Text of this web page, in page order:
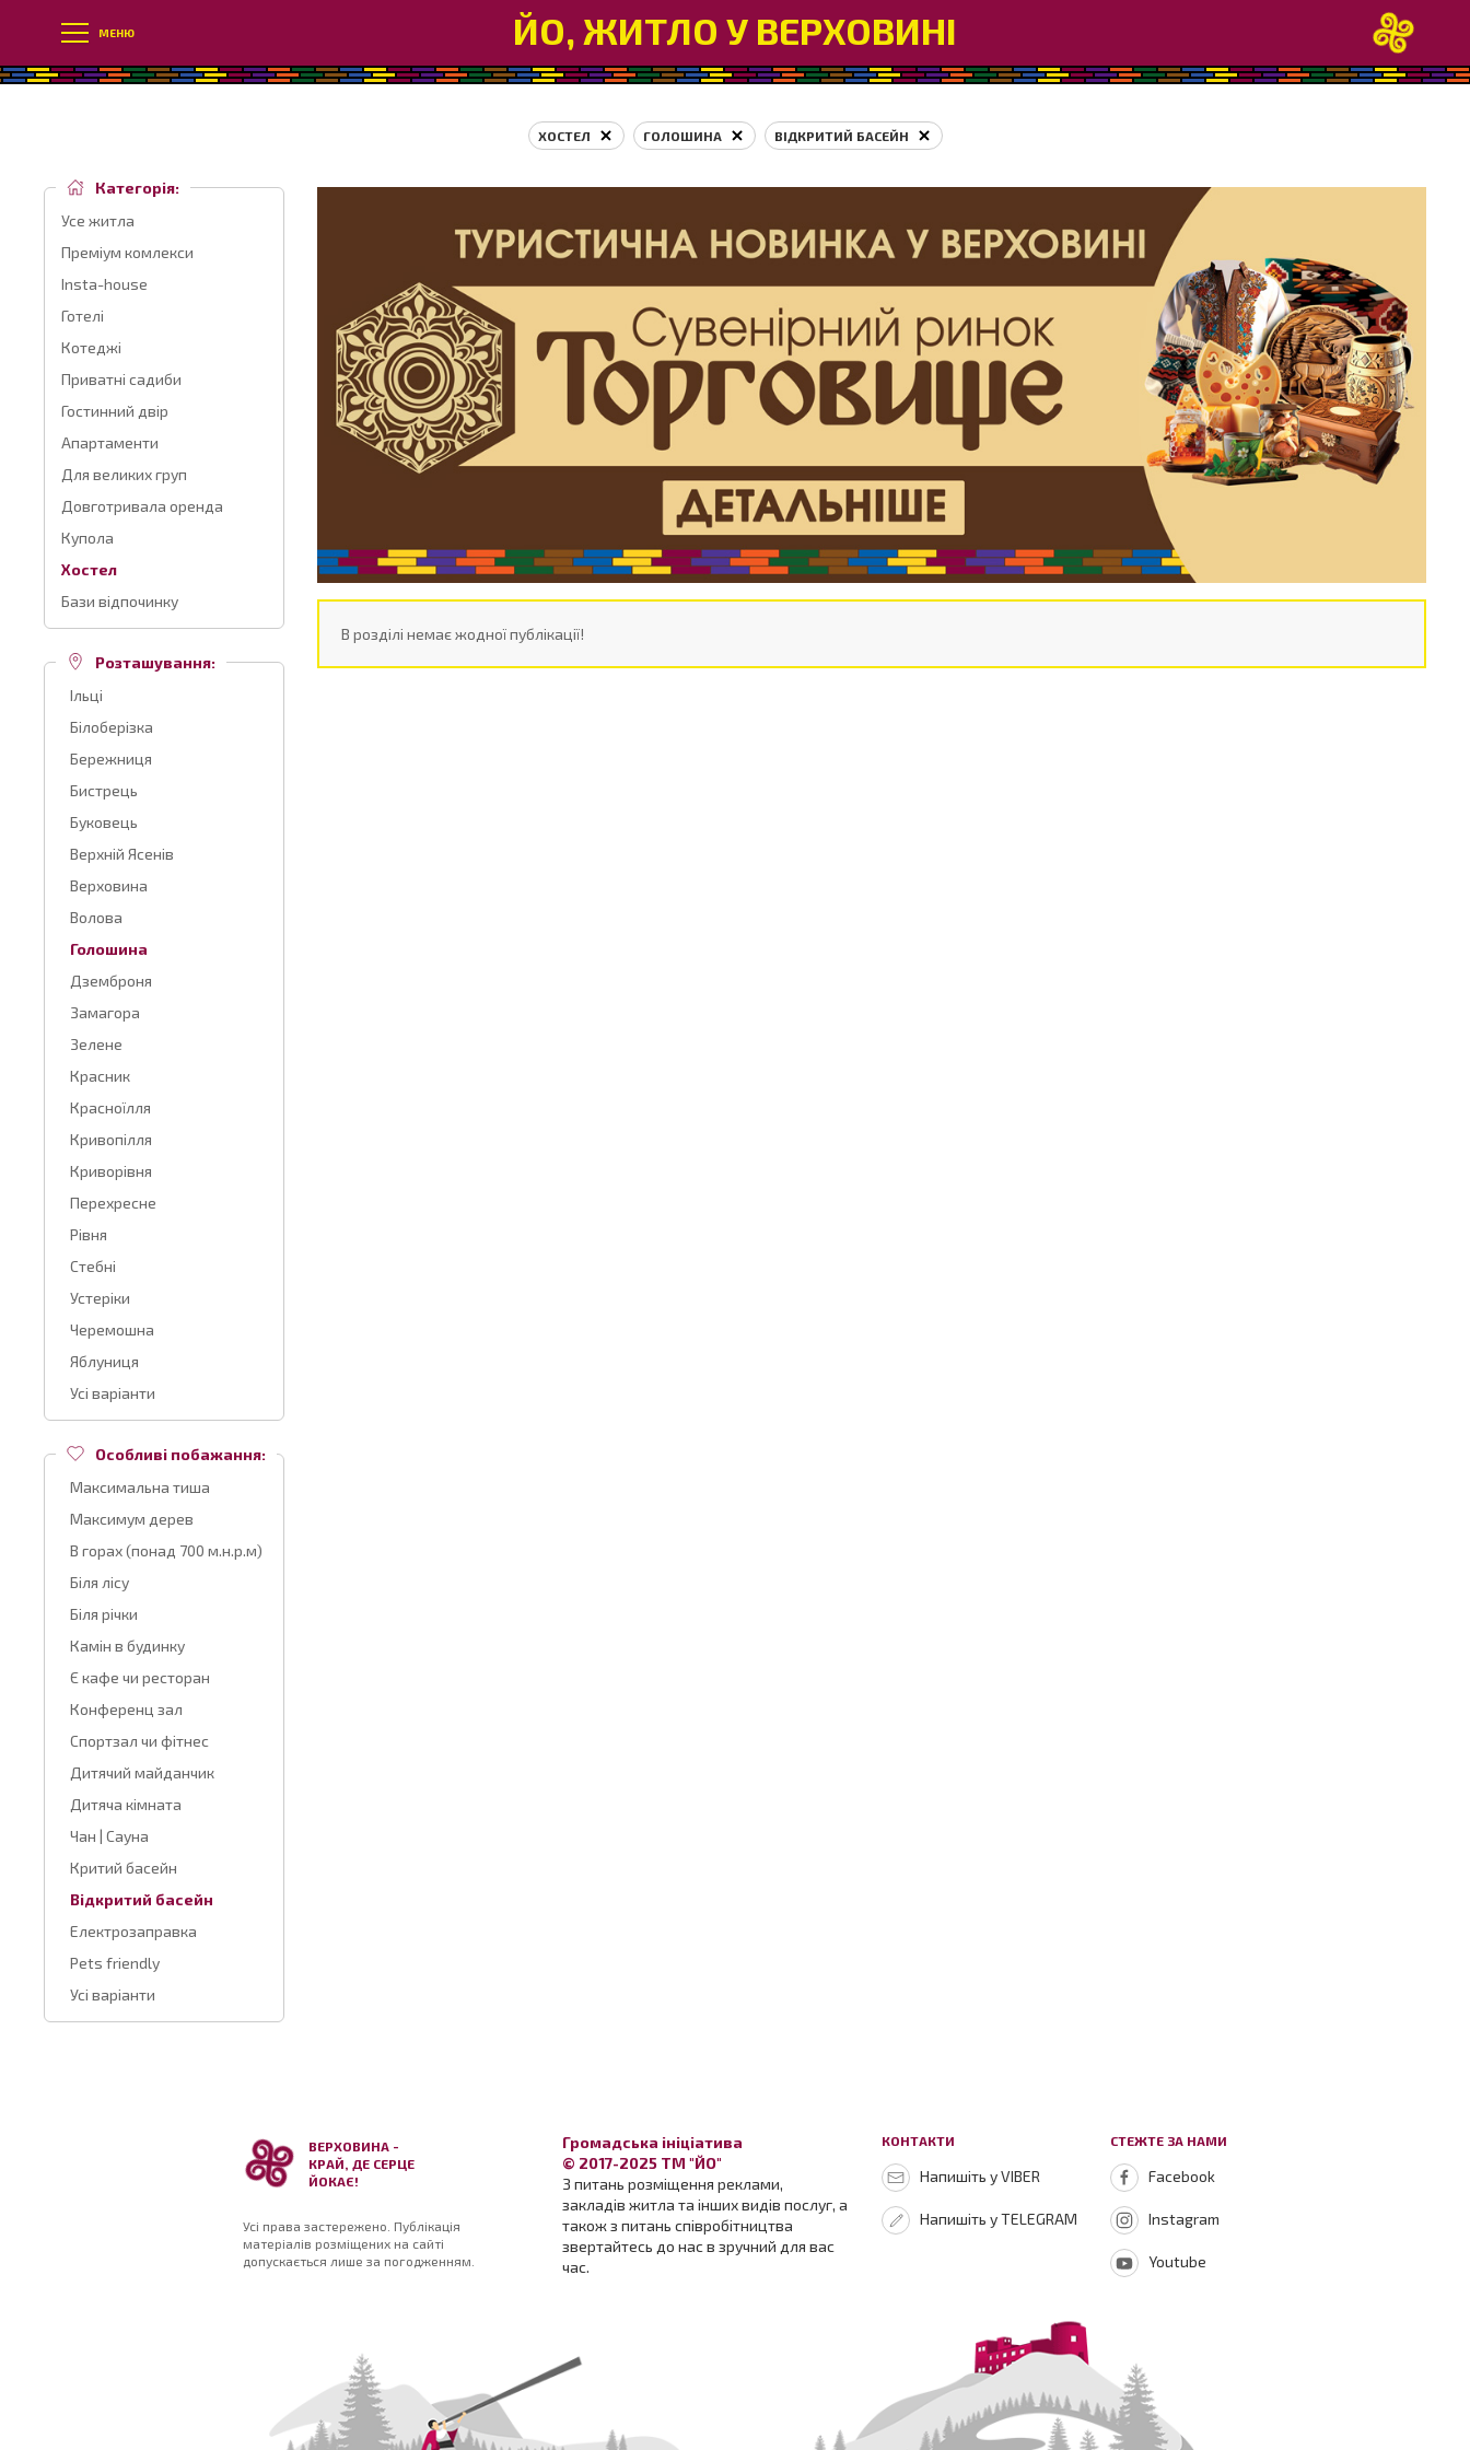
МЕНЮ ЙО, ЖИТЛО У ВЕРХОВИНІ
ХОСТЕЛ ГОЛОШИНА ВІДКРИТИЙ БАСЕЙН
Категорія:
Усе житла
Преміум комлекси
Insta-house
Готелі
Котеджі
Приватні садиби
Гостинний двір
Апартаменти
Для великих груп
Довготривала оренда
Купола
Хостел
Бази відпочинку
Розташування:
Ільці
Білоберізка
Бережниця
Бистрець
Буковець
Верхній Ясенів
Верховина
Волова
Голошина
Дземброня
Замагора
Зелене
Красник
Красноїлля
Кривопілля
Криворівня
Перехресне
Рівня
Стебні
Устеріки
Черемошна
Яблуниця
Усі варіанти
Особливі побажання:
Максимальна тиша
Максимум дерев
В горах (понад 700 м.н.р.м)
Біля лісу
Біля річки
Камін в будинку
Є кафе чи ресторан
Конференц зал
Спортзал чи фітнес
Дитячий майданчик
Дитяча кімната
Чан | Сауна
Критий басейн
Відкритий басейн
Електрозаправка
Pets friendly
Усі варіанти
В розділі немає жодної публікації!
ВЕРХОВИНА -
КРАЙ, ДЕ СЕРЦЕ
ЙОКАЄ!
Усі права застережено. Публікація
матеріалів розміщених на сайті
допускається лише за погодженням.
Громадська ініціатива
© 2017-2025 ТМ "ЙО"
З питань розміщення реклами,
закладів житла та інших видів послуг, а
також з питань співробітництва
звертайтесь до нас в зручний для вас
час.
КОНТАКТИ
Напишіть у VIBER
Напишіть у TELEGRAM
СТЕЖТЕ ЗА НАМИ
Facebook
Instagram
Youtube